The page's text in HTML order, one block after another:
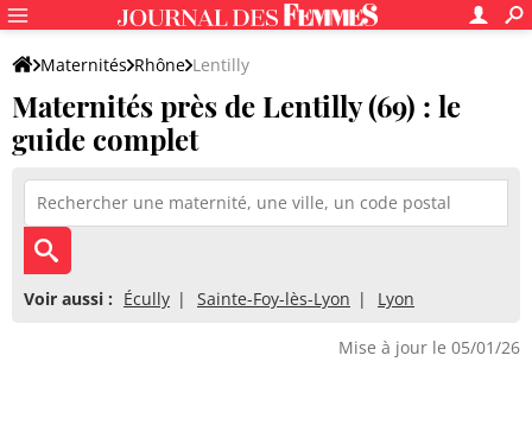
Maternités Rhône Lentilly
Maternités près de Lentilly (69) : le
guide complet
Voir aussi : Écully Sainte-Foy-lès-Lyon Lyon
Mise à jour le 05/01/26